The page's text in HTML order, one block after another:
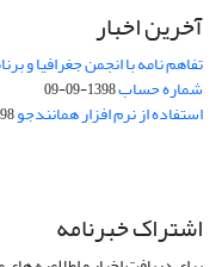
آخرین اخبار
تفاهم نامه با انجمن جغرافیا و
شماره حساب1398-09-09
استفاده از نرم افزار همانندجو31
اشتراک خبرنامه